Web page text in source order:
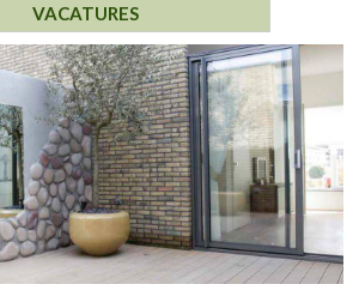
VACATURES